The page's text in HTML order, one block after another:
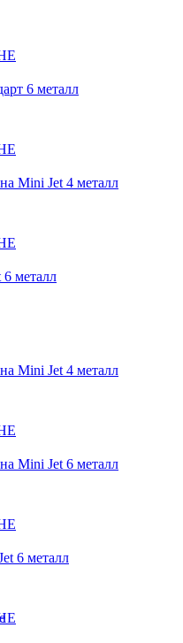
6 металл
Mini Jet 4 металл
металл
Mini Jet 4 металл
Mini Jet 6 металл
6 металл